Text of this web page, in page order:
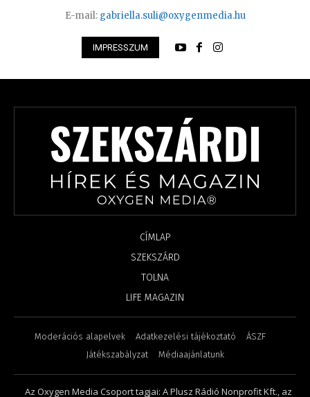
E-mail: gabriella.suli@oxygenmedia.hu
IMPRESSZUM
CÍMLAP
SZEKSZÁRD
TOLNA
LIFE MAGAZIN
Moderációs alapelvek Adatkezelési tájékoztató
ÁSZF
Játékszabályzat
Médiaajánlatunk
Az Oxygen Media Csoport tagjai: A Plusz Rádió Nonprofit Kft., az